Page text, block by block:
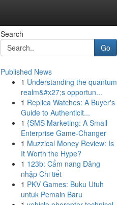
Search
Go
Published News
1 Understanding the quantum
realm&#x27;s opportun...
1 Replica Watches: A Buyer's
Guide to Authenticit...
1 {SMS Marketing: A Small
Enterprise Game-Changer
1 Muzzical Money Review: Is
It Worth the Hype?
1 123b: Cẩm nang Đăng
nhập Chi tiết
1 PKV Games: Buku Utuh
untuk Pemain Baru